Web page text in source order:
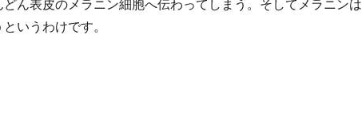
ん表皮のメラニン細胞へ伝わってしまう。そしてメラニンは
いうわけです。